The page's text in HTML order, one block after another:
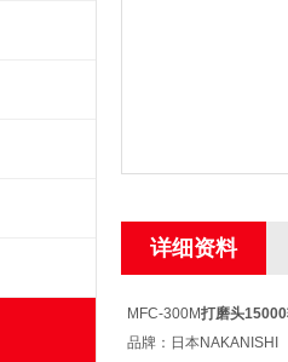
详细资料
MFC-300M打磨头
品牌：日本NAKANISHI